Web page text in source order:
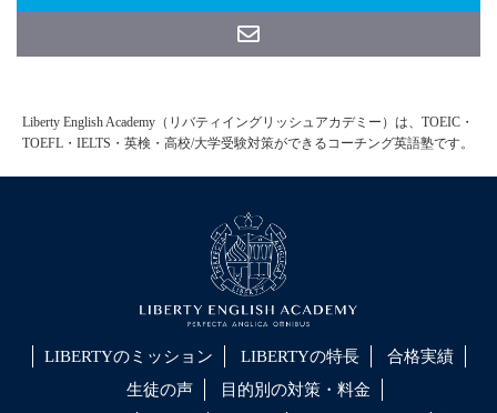
Liberty English Academy（リバティイングリッシュアカデミー）は、TOEIC・
TOEFL・IELTS・英検・高校/大学受験対策ができるコーチング英語塾です。
LIBERTYのミッション LIBERTYの特長
合格実績
生徒の声
目的別の対策・料金